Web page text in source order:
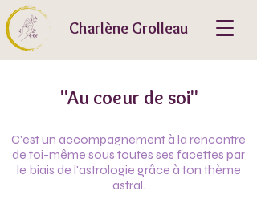
Charlène Grolleau
"Au coeur de soi"
C'est un accompagnement à la rencontre
de toi-même sous toutes ses facettes par
le biais de l'astrologie grâce à ton thème
astral.